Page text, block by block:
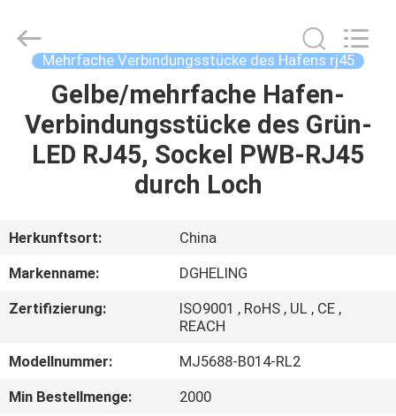
HAUS
PRODUKTE
UNS
AUSFLUG
Rights
Reserved.
Developed Mehrfache Verbindungsstücke des Hafens rj45
Gelbe/mehrfache Hafen-
Verbindungsstücke des Grün-
LED RJ45, Sockel PWB-RJ45
durch Loch
Herkunftsort:
China
Markenname:
DGHELING
Zertifizierung:
ISO9001 , RoHS , UL , CE ,
REACH
Modellnummer:
MJ5688-B014-RL2
Min Bestellmenge:
2000